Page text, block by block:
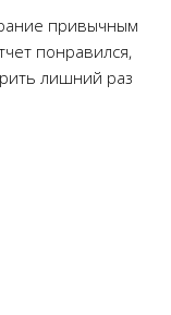
привычным
понравился,
лишний раз